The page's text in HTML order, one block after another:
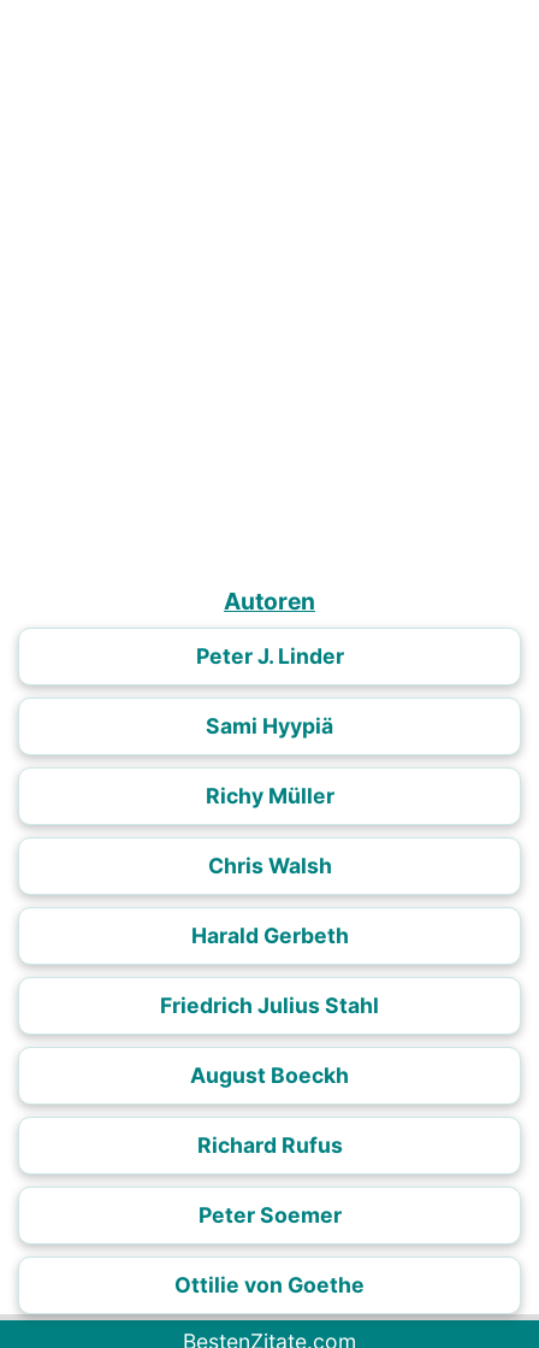
Autoren
Peter J. Linder
Sami Hyypiä
Richy Müller
Chris Walsh
Harald Gerbeth
Friedrich Julius Stahl
August Boeckh
Richard Rufus
Peter Soemer
Ottilie von Goethe
BestenZitate.com